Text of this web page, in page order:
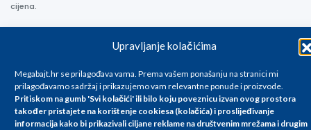
Upravljanje kolačićima
Megabajt.hr se prilagođava vama. Prema vašem ponašanju na stranici mi
prilagođavamo sadržaj i prikazujemo vam relevantne ponude i proizvode.
Pritiskom na gumb 'Svi kolačići' ili bilo koju poveznicu izvan ovog prostora
također pristajete na korištenje cookiesa (kolačića) i proslijeđivanje
informacija kako bi prikazivali ciljane reklame na društvenim mrežama i drugim
cijena.